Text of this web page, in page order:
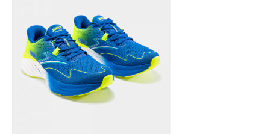
2609
499
Kč
Původně: